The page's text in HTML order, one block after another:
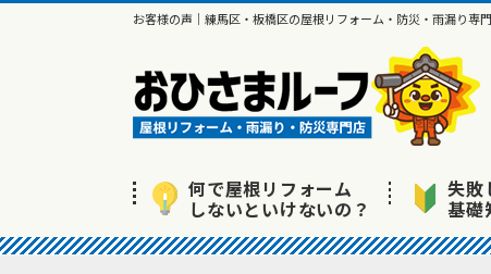
お客様の声｜練馬区・板橋区の屋根リフォーム・防災・雨漏り専
何で屋根リフォーム
しないといけないの？
失敗
基礎